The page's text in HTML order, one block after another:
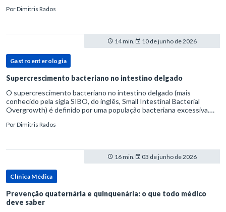
PorDimitris Rados
14 min. 10 de junho de 2026
Gastroenterologia
Supercrescimento bacteriano no intestino delgado
O supercrescimento bacteriano no intestino delgado (mais
conhecido pela sigla SIBO, do inglês, Small Intestinal Bacterial
Overgrowth) é definido por uma população bacteriana excessiva.
PorDimitris Rados
16 min. 03 de junho de 2026
Clínica Médica
Prevenção quaternária e quinquenária: o que todo médico
deve saber